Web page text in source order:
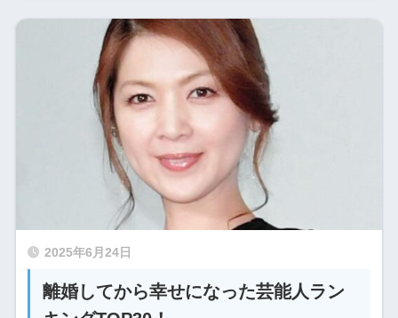
2025年6月24日
離婚してから幸せになった芸能人ラン